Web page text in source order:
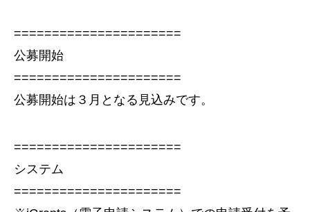
======================
公募開始
======================
公募開始は３月となる見込みです。
======================
システム
======================